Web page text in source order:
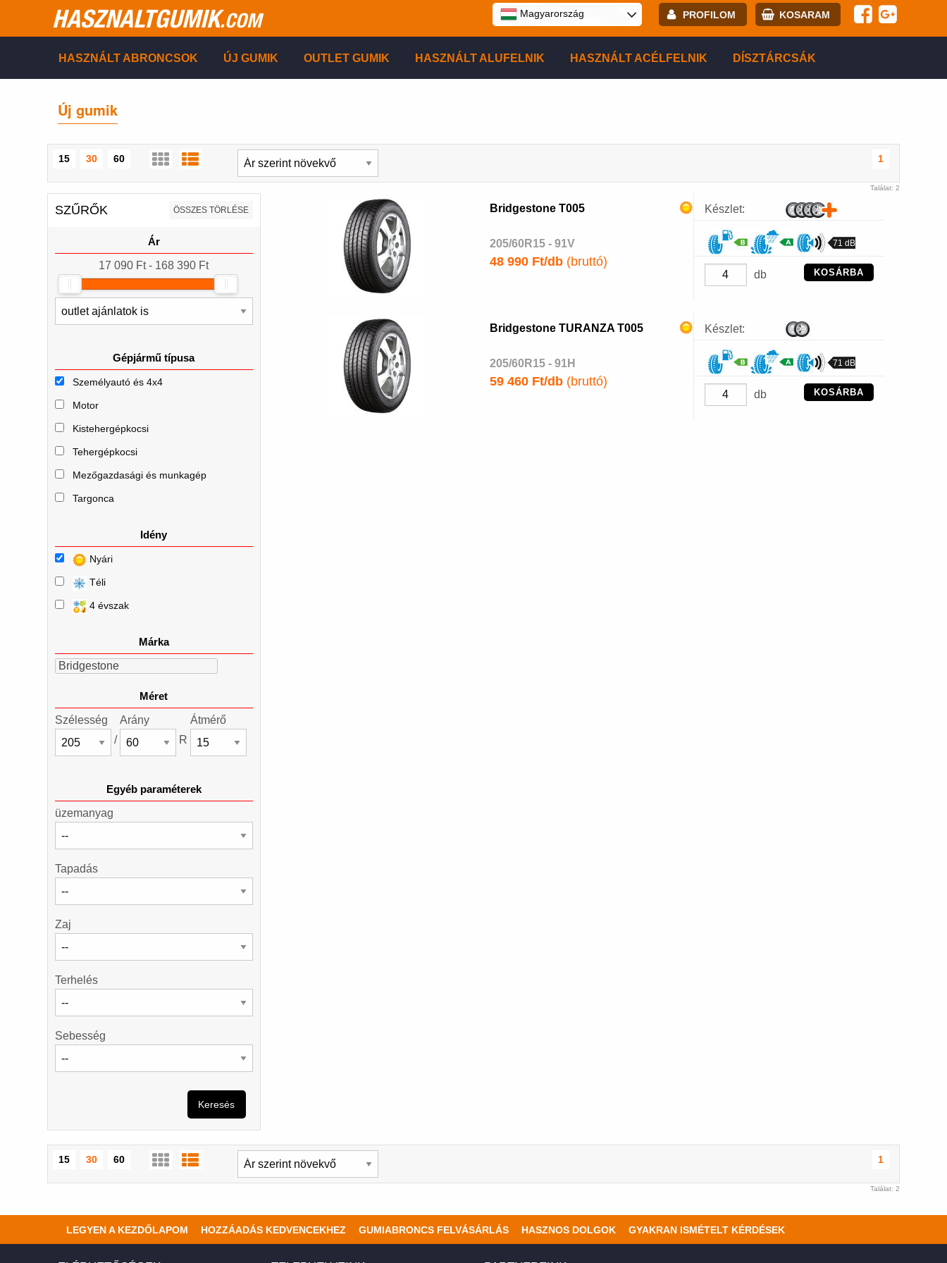
HASZNALTGUMIK.COM PROFILOM KOSARAM
Regisztráció BELÉPÉS
Magyarország
HASZNÁLT ABRONCSOK ÚJ GUMIK OUTLET GUMIK HASZNÁLT ALUFELNIK HASZNÁLT ACÉLFELNIK DÍSZTÁRCSÁK
Új gumik
15 30 60 1
Találat: 2
SZŰRŐK ÖSSZES TÖRLÉSE
Ár
17 090 Ft - 168 390 Ft
Gépjármű típusa
Személyautó és 4x4
Motor
Kistehergépkocsi
Tehergépkocsi
Mezőgazdasági és munkagép
Targonca
Idény
Nyári
Téli
4 évszak
Márka
Bridgestone
Méret
Szélesség
/
Arány
R
Átmérő
Egyéb paraméterek
üzemanyag
Tapadás
Zaj
Terhelés
Sebesség
Keresés
Bridgestone T005
205/60R15 - 91V
48 990 Ft/db(bruttó)
Készlet:
71 dB
db KOSÁRBA
Bridgestone TURANZA T005
205/60R15 - 91H
59 460 Ft/db(bruttó)
Készlet:
71 dB
db KOSÁRBA
15 30 60 1
Találat: 2
LEGYEN A KEZDŐLAPOM HOZZÁADÁS KEDVENCEKHEZ GUMIABRONCS FELVÁSÁRLÁS HASZNOS DOLGOK GYAKRAN ISMÉTELT KÉRDÉSEK